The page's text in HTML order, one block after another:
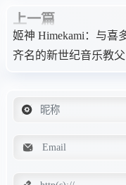
上一篇
姬神 Himekami：与喜
齐名的新世纪音乐教父